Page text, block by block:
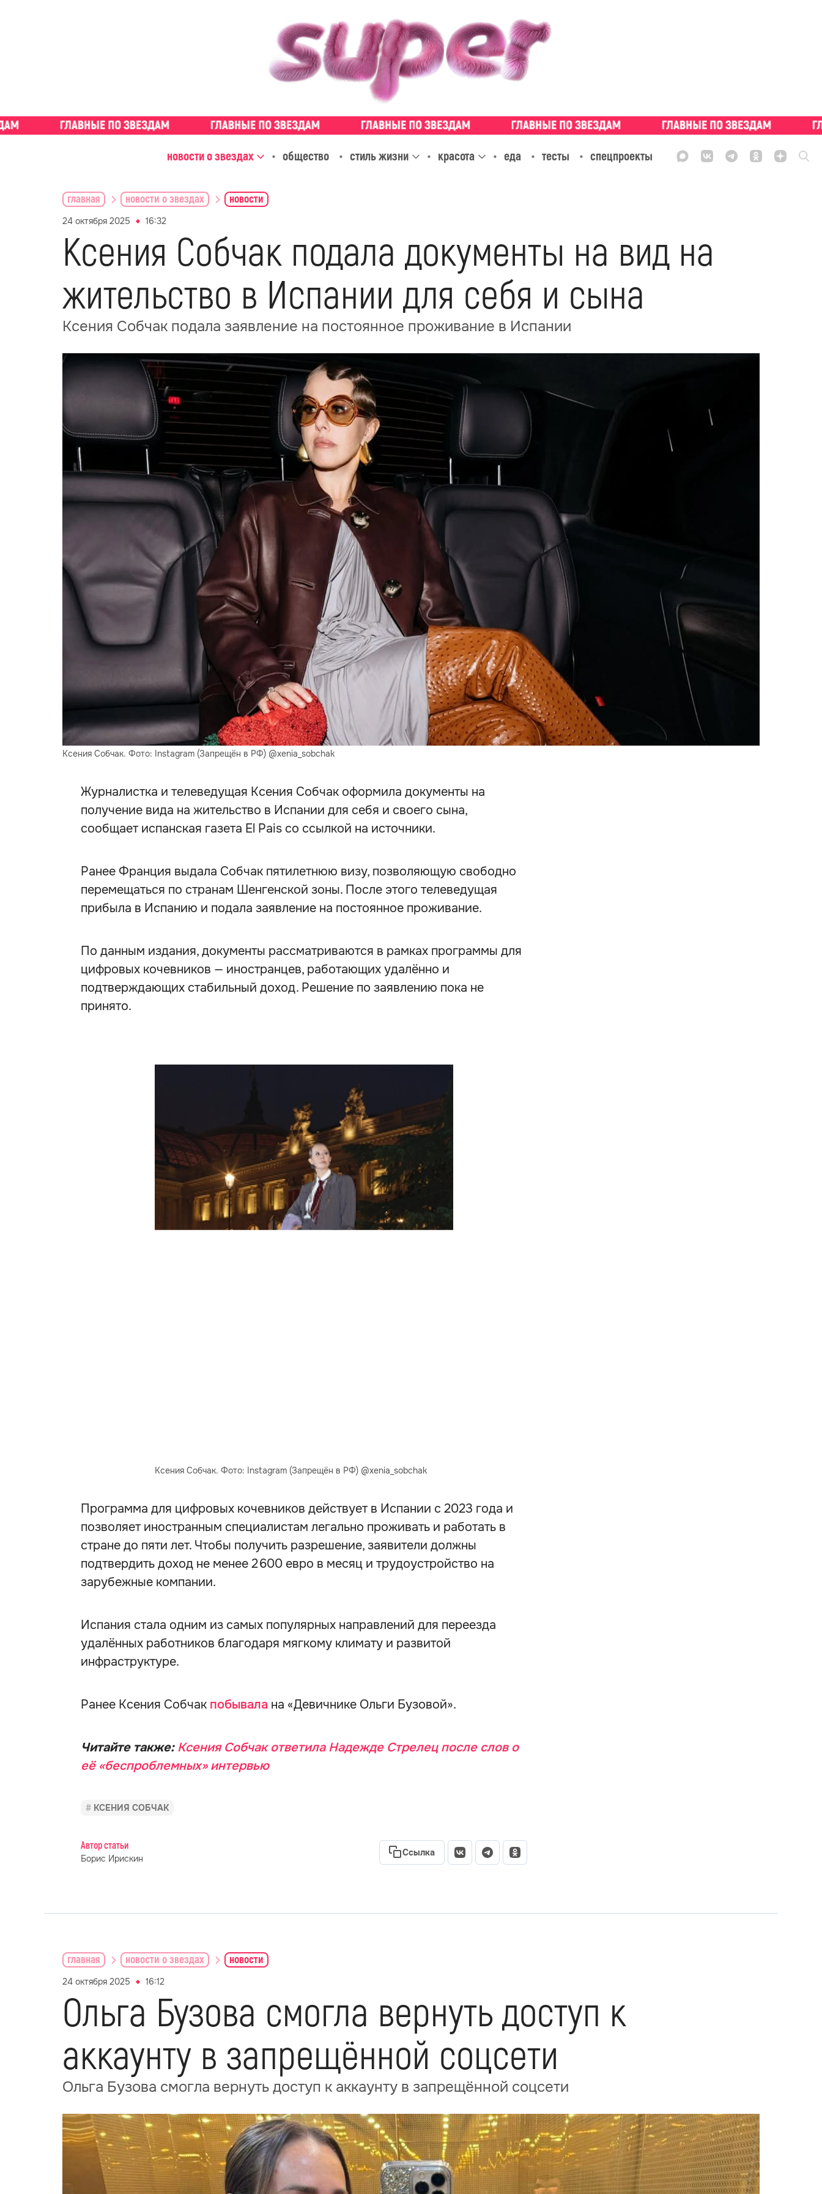
новости о звездах общество стиль жизни красота еда тесты спецпроекты
главная новости о звездах новости
24 октября 2025 16:32
Ксения Собчак подала документы на вид на
жительство в Испании для себя и сына
Ксения Собчак подала заявление на постоянное проживание в Испании
Ксения Собчак. Фото: Instagram (Запрещён в РФ) @xenia_sobchak
Журналистка и телеведущая Ксения Собчак оформила документы на
получение вида на жительство в Испании для себя и своего сына,
сообщает испанская газета El Pais со ссылкой на источники.
Ранее Франция выдала Собчак пятилетнюю визу, позволяющую свободно
перемещаться по странам Шенгенской зоны. После этого телеведущая
прибыла в Испанию и подала заявление на постоянное проживание.
По данным издания, документы рассматриваются в рамках программы для
цифровых кочевников — иностранцев, работающих удалённо и
подтверждающих стабильный доход. Решение по заявлению пока не
принято.
Ксения Собчак. Фото: Instagram (Запрещён в РФ) @xenia_sobchak
Программа для цифровых кочевников действует в Испании с 2023 года и
позволяет иностранным специалистам легально проживать и работать в
стране до пяти лет. Чтобы получить разрешение, заявители должны
подтвердить доход не менее 2 600 евро в месяц и трудоустройство на
зарубежные компании.
Испания стала одним из самых популярных направлений для переезда
удалённых работников благодаря мягкому климату и развитой
инфраструктуре.
Ранее Ксения Собчак побывала на «Девичнике Ольги Бузовой».
Читайте также: Ксения Собчак ответила Надежде Стрелец после слов о
её «беспроблемных» интервью
КСЕНИЯ СОБЧАК
Автор статьи
Борис Ирискин
Ссылка
главная новости о звездах новости
24 октября 2025 16:12
Ольга Бузова смогла вернуть доступ к
аккаунту в запрещённой соцсети
Ольга Бузова смогла вернуть доступ к аккаунту в запрещённой соцсети